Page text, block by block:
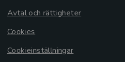
Avtal och rättigheter
Cookies
Cookieinställningar